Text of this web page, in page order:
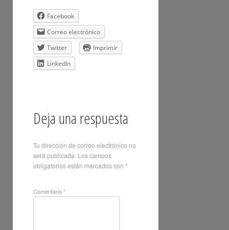
Facebook
Correo electrónico
Twitter
Imprimir
LinkedIn
Deja una respuesta
Tu dirección de correo electrónico no
será publicada. Los campos
obligatorios están marcados con *
Comentario*